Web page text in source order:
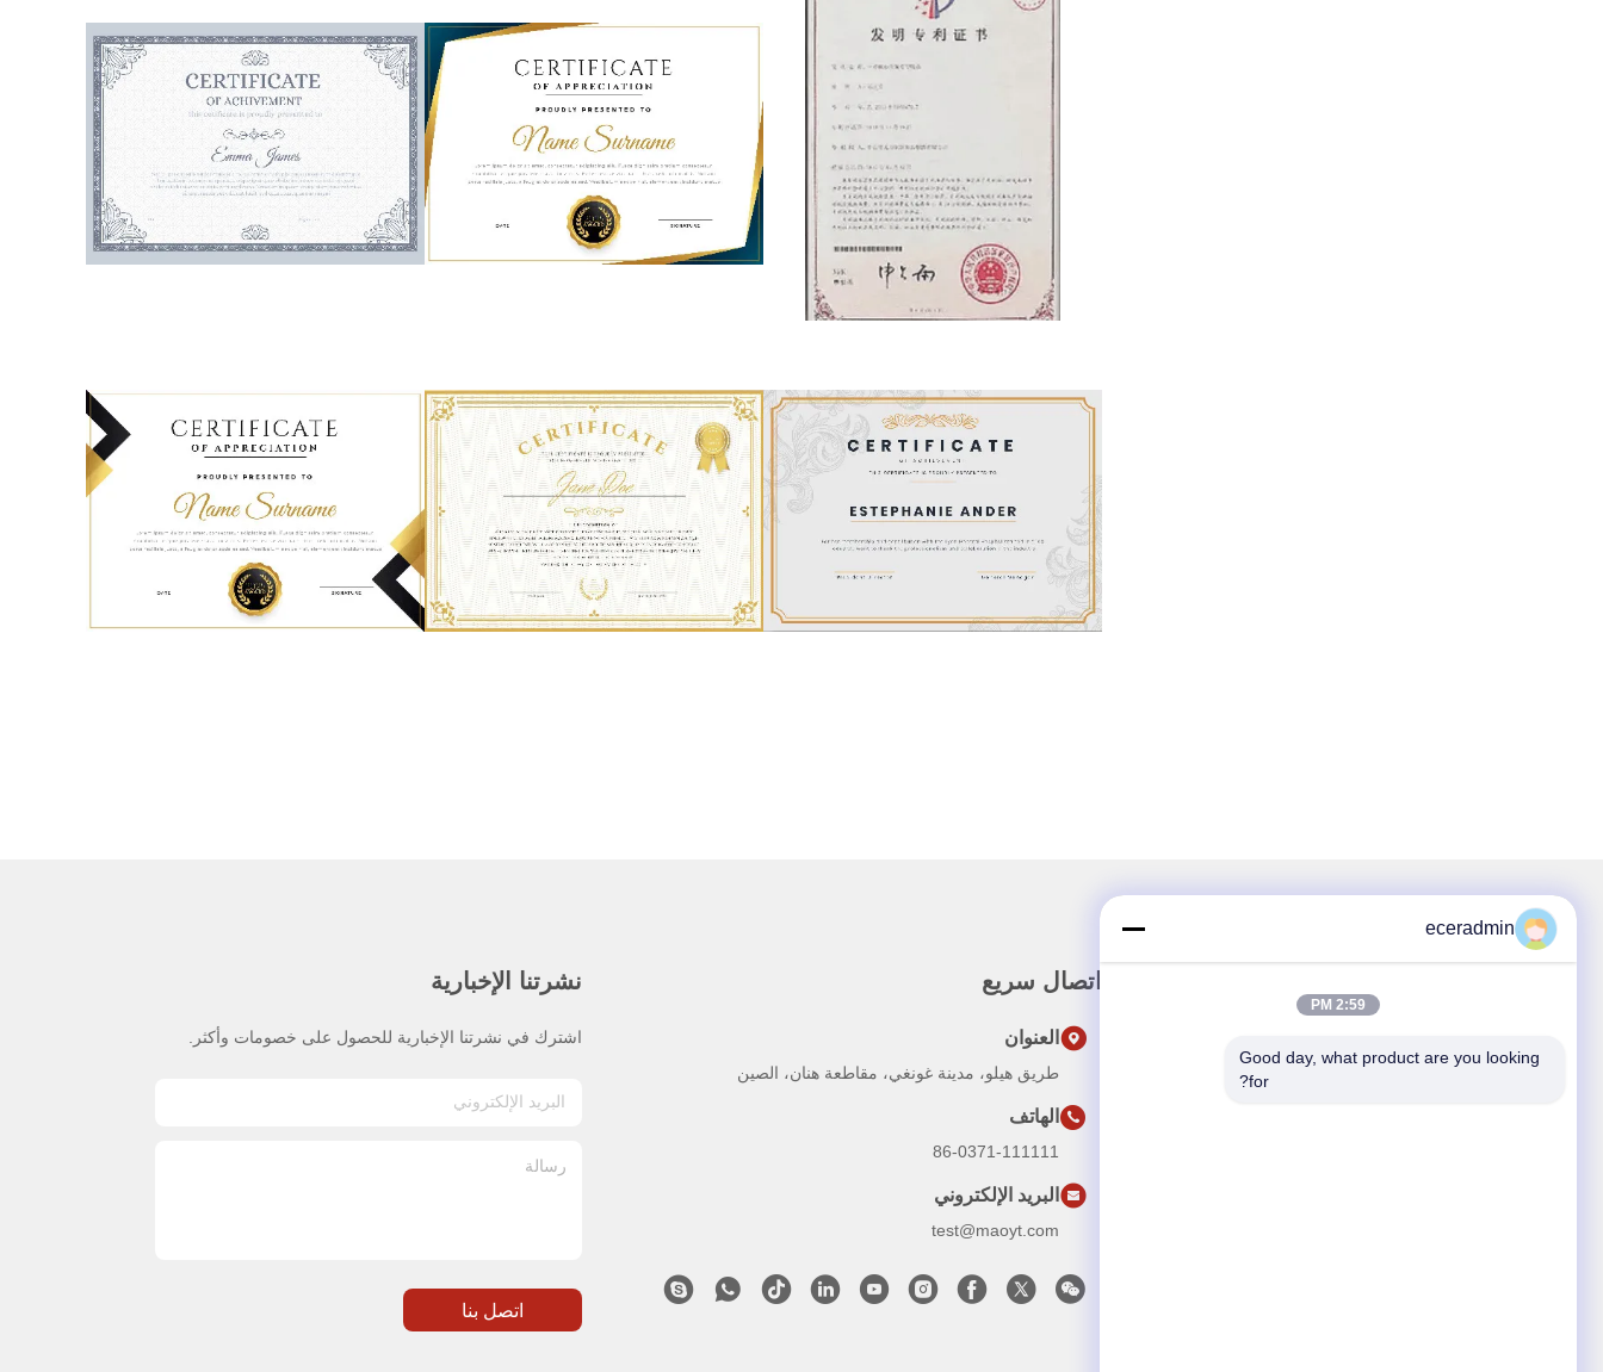
اتصال سريع
العنوان
طريق هيلو، مدينة غونغي، مقاطعة هنان، الصين
الهاتف
86-0371-111111
البريد الإلكتروني
test@maoyt.com
نشرتنا الإخبارية
اشترك في نشرتنا الإخبارية للحصول على خصومات وأكثر.
اتصل بنا
eceradmin
2:59 PM
Good day, what product are you looking
for?